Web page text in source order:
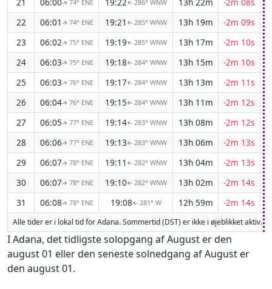
↑ 74° ENE ↑ 286° WNW
22
06:01 ↑ 74° ENE 19:21 ↑ 285° WNW 13h 19m
-2m 09s
23
06:02↑ 75° ENE 19:19↑ 285° WNW 13h 17m
-2m 10s
24
06:03↑ 75° ENE 19:18↑ 284° WNW 13h 15m
-2m 10s
25
06:03↑ 76° ENE 19:17↑ 284° WNW 13h 13m
-2m 11s
26
06:04↑ 76° ENE 19:15↑ 284° WNW 13h 11m
-2m 12s
27
06:05↑ 77° ENE 19:14↑ 283° WNW 13h 08m
-2m 12s
28
06:06↑ 77° ENE 19:13↑ 283° WNW 13h 06m
-2m 13s
29
06:07↑ 78° ENE 19:11 ↑ 282° WNW 13h 04m
-2m 13s
30
06:07↑ 78° ENE 19:10↑ 282° WNW 13h 02m
-2m 14s
31
06:08↑ 78° ENE 19:08↑ 281° W 12h 59m -2m 14s
Alle tider er i lokal tid for Adana. Sommertid (DST) er ikke i øjeblikket aktiv.
I Adana, det tidligste solopgang af August er den
august 01 eller den seneste solnedgang af August er
den august 01.